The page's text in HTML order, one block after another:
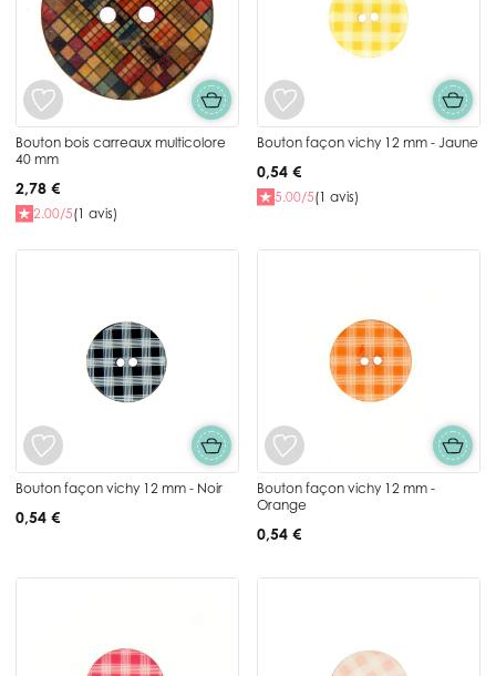
Bouton bois carreaux multicolore
40 mm
2,78 €
2.00/5(1 avis)
Bouton façon vichy 12 mm - Jaune
0,54 €
5.00/5(1 avis)
Bouton façon vichy 12 mm - Noir
0,54 €
Bouton façon vichy 12 mm -
Orange
0,54 €